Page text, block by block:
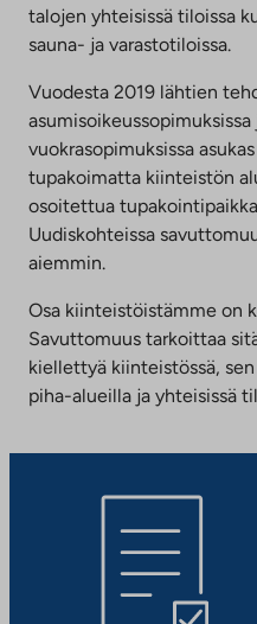
talojen yhteisissä tiloissa
sauna- ja varastotiloissa.
Vuodesta 2019 lähtien
vuokrasopimuksissa
tupakoimatta kiinteistön
osoitettua
Uudiskohteissa
aiemmin.
Osa kiinteistöistämme on
Savuttomuus tarkoittaa
kiellettyä kiinteistössä,
piha-alueilla ja yhteisissä